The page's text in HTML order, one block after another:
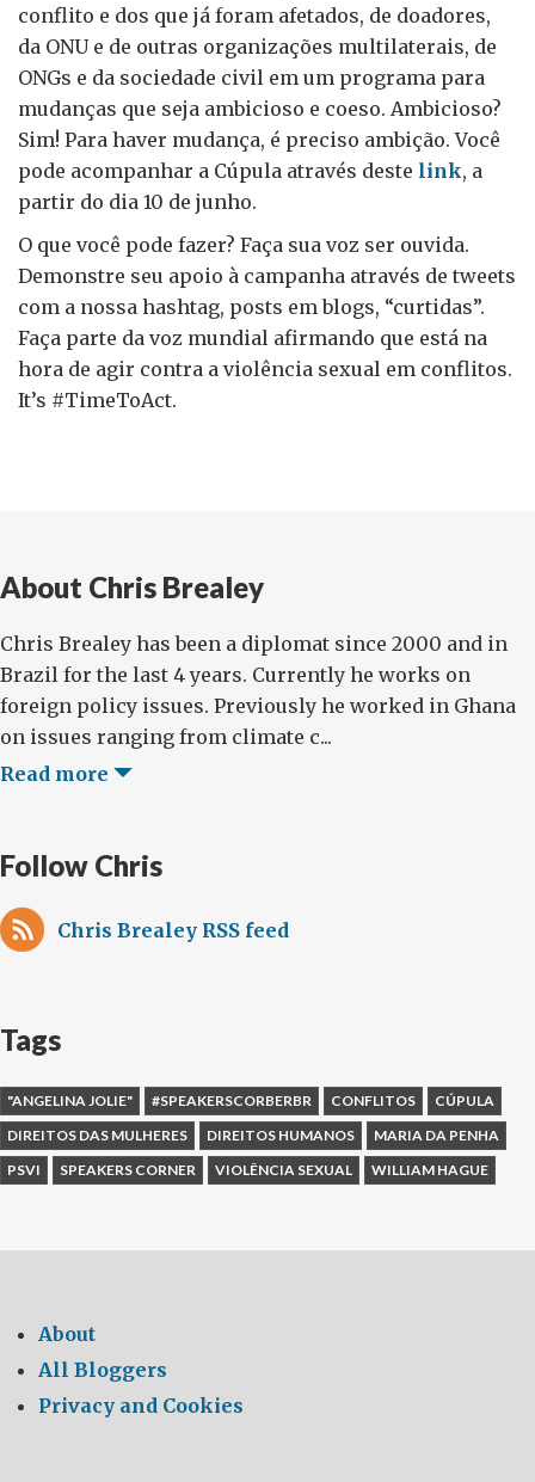
conflito e dos que já foram afetados, de doadores,
da ONU e de outras organizações multilaterais, de
ONGs e da sociedade civil em um programa para
mudanças que seja ambicioso e coeso. Ambicioso?
Sim! Para haver mudança, é preciso ambição. Você
pode acompanhar a Cúpula através deste link, a
partir do dia 10 de junho.
O que você pode fazer? Faça sua voz ser ouvida.
Demonstre seu apoio à campanha através de tweets
com a nossa hashtag, posts em blogs, “curtidas”.
Faça parte da voz mundial afirmando que está na
hora de agir contra a violência sexual em conflitos.
It’s #TimeToAct.
About Chris Brealey
Chris Brealey has been a diplomat since 2000 and in
Brazil for the last 4 years. Currently he works on
foreign policy issues. Previously he worked in Ghana
on issues ranging from climate c...
Read more
Follow Chris
Chris Brealey RSS feed
Tags
"ANGELINA JOLIE" #SPEAKERSCORBERBR CONFLITOS
CÚPULA
DIREITOS DAS MULHERES
DIREITOS HUMANOS
MARIA DA PENHA
PSVI
SPEAKERS CORNER VIOLÊNCIA SEXUAL WILLIAM HAGUE
About
All Bloggers
Privacy and Cookies